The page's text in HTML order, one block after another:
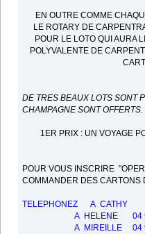
EN OUTRE COMME
LE ROTARY DE
POUR LE LOTO QUI AURA
POLYVALENTE DE
DE TRES BEAUX LOTS SONT
CHAMPAGNE SONT OFFERTS.
1ER PRIX : UN VOYAGE
POUR VOUS INSCRIRE
COMMANDER DES CARTONS
TELEPHONEZ A CATHY
A HELENE 04 90
A MIREILLE 04 90